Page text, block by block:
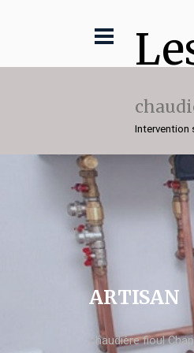
Intervention
ARTISAN
chaudière fioul